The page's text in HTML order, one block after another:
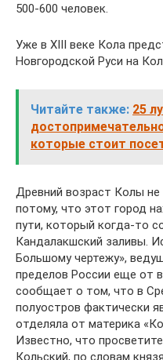
500-600 человек.
Уже в XIII веке Кола
Новгородской Руси на
Читайте также: 25
которые стоит
Древний возраст Колы
потому, что этот город
пути, который когда-то
Кандалакшский заливы.
Большому чертежу»,
пределов России еще от
сообщает о том, что в
полуостров фактически
отделяла от материка
Известно, что
Кольский, по словам